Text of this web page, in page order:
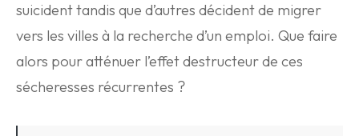
suicident tandis que d’autres décident de migrer
vers les villes à la recherche d’un emploi. Que faire
alors pour atténuer l’effet destructeur de ces
sécheresses récurrentes ?